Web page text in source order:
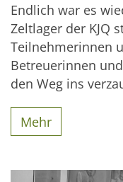
Endlich war es
Zeltlager der KJQ
Teilnehmerinnen
Betreuerinnen
den Weg ins
Mehr